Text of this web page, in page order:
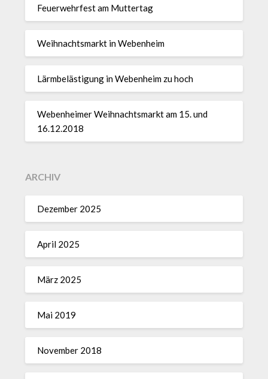
Feuerwehrfest am Muttertag
Weihnachtsmarkt in Webenheim
Lärmbelästigung in Webenheim zu hoch
Webenheimer Weihnachtsmarkt am 15. und
16.12.2018
ARCHIV
Dezember 2025
April 2025
März 2025
Mai 2019
November 2018